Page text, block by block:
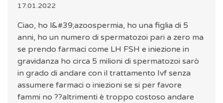
17.01.2022
Ciao, ho l&#39;azoospermia, ho una figlia di 5
anni, ho un numero di spermatozoi pari a zero ma
se prendo farmaci come LH FSH e iniezione in
gravidanza ho circa 5 milioni di spermatozoi sarò
in grado di andare con il trattamento Ivf senza
assumere farmaci o iniezioni se si per favore
fammi no ??altrimenti è troppo costoso andare